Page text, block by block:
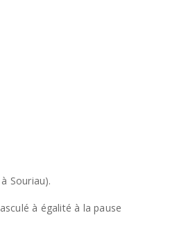
Souriau).
à égalité à la pause